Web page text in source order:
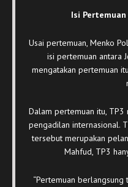
Isi Pertemuan
Usai pertemuan, Menko
isi pertemuan antara
mengatakan pertemuan
Dalam pertemuan itu, TP3
pengadilan internasional.
tersebut merupakan
Mahfud, TP3
“Pertemuan